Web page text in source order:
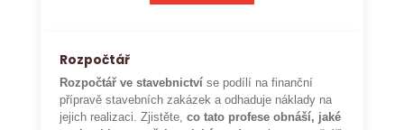
Rozpočtář
Rozpočtář ve stavebnictví se podílí na finanční
přípravě stavebních zakázek a odhaduje náklady na
jejich realizaci. Zjistěte,co tato profese obnáší, jaké